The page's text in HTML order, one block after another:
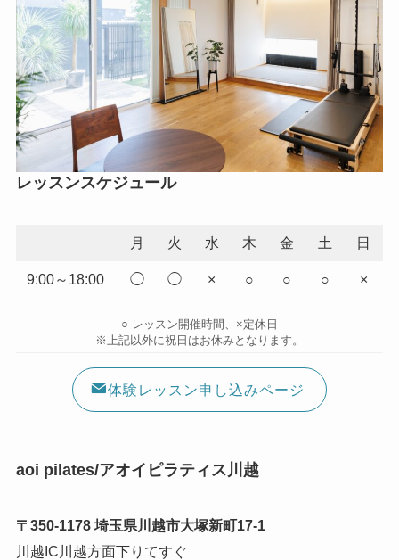
レッスンスケジュール
月 火 水 木 金 土 日
9:00～18:00 ◯ ◯ × ○ ○ ○ ×
○ レッスン開催時間、×定休日
※上記以外に祝日はお休みとなります。
体験レッスン申し込みページ
aoi pilates/アオイピラティス川越
〒350-1178 埼玉県川越市大塚新町17-1
川越IC川越方面下りてすぐ